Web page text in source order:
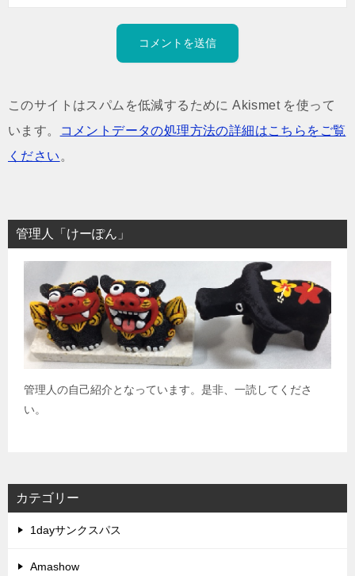
このサイトはスパムを低減するために Akismet を使って
います。
コメントデータの処理方法の詳細はこちらをご覧
ください 。
管理人「けーぽん」
管理人の自己紹介となっています。是非、一読してくださ
い。
カテゴリー
1dayサンクスパス
Amashow